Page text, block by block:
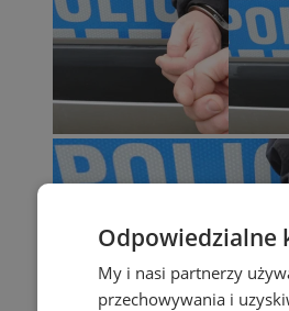
Odpowiedzialne
My i nasi partnerzy
przechowywania i